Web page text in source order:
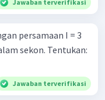
Jawaban terverifikasi
persamaan I = 3
sekon. Tentukan:
Jawaban terverifikasi